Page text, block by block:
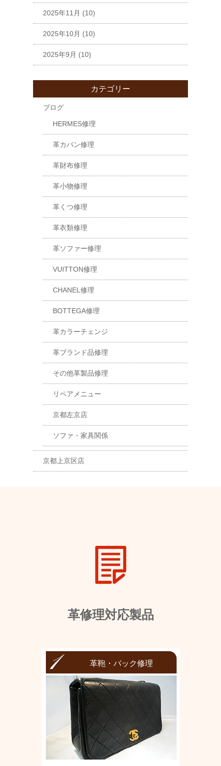
2025年11月 (10)
2025年10月 (10)
2025年9月 (10)
カテゴリー
ブログ
HERMES修理
革カバン修理
革財布修理
革小物修理
革くつ修理
革衣類修理
革ソファー修理
VUITTON修理
CHANEL修理
BOTTEGA修理
革カラーチェンジ
革ブランド品修理
その他革製品修理
リペアメニュー
京都左京店
ソファ・家具関係
京都上京区店
革修理対応製品
革鞄・バック修理